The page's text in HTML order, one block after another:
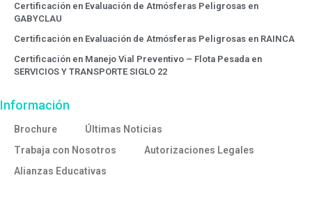
Certificación en Evaluación de Atmósferas Peligrosas en
GABYCLAU
Certificación en Evaluación de Atmósferas Peligrosas en RAINCA
Certificación en Manejo Vial Preventivo – Flota Pesada en
SERVICIOS Y TRANSPORTE SIGLO 22
Información
Brochure
Últimas Noticias
Trabaja con Nosotros
Autorizaciones Legales
Alianzas Educativas